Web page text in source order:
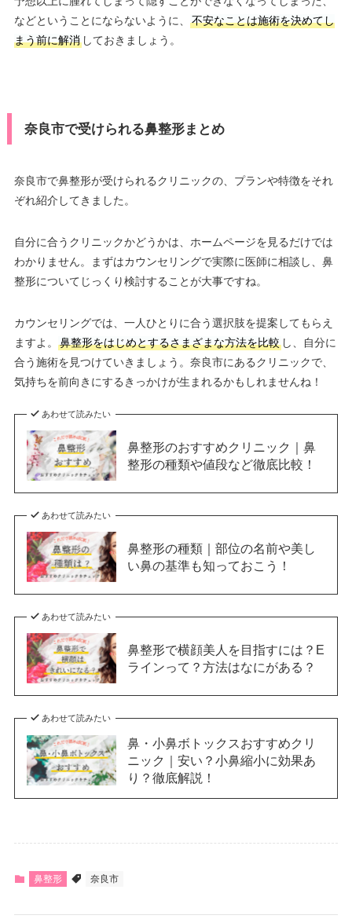
などということにならないように、
不安なことは施術を決めてし
まう前に解消しておきましょう。
奈良市で受けられる鼻整形まとめ
奈良市で鼻整形が受けられるクリニックの、プランや特徴をそれ
ぞれ紹介してきました。
自分に合うクリニックかどうかは、ホームページを見るだけでは
わかりません。まずはカウンセリングで実際に医師に相談し、鼻
整形についてじっくり検討することが大事ですね。
カウンセリングでは、一人ひとりに合う選択肢を提案してもらえ
ますよ。
鼻整形をはじめとするさまざまな方法を比較し、自分に
合う施術を見つけていきましょう。奈良市にあるクリニックで、
気持ちを前向きにするきっかけが生まれるかもしれませんね！
あわせて読みたい
鼻整形のおすすめクリニック｜鼻
整形の種類や値段など徹底比較！
あわせて読みたい
鼻整形の種類｜部位の名前や美し
い鼻の基準も知っておこう！
あわせて読みたい
鼻整形で横顔美人を目指すには？E
ラインって？方法はなにがある？
あわせて読みたい
鼻・小鼻ボトックスおすすめクリ
ニック｜安い？小鼻縮小に効果あ
り？徹底解説！
鼻整形 奈良市